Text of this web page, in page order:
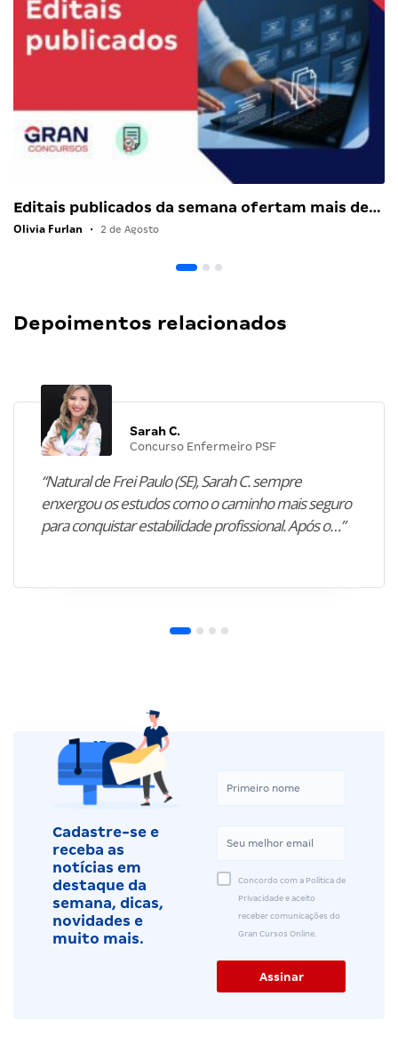
Editais publicados da semana ofertam mais de…
Olivia Furlan • 2 de Agosto
Depoimentos relacionados
Sarah C.
Concurso Enfermeiro PSF
“Natural de Frei Paulo (SE), Sarah C. sempre
enxergou os estudos como o caminho mais seguro
para conquistar estabilidade profissional. Após o…”
Cadastre-se e
receba as
notícias em
destaque da
semana, dicas,
novidades e
muito mais.
Concordo com a Política de
Privacidade e aceito
receber comunicações do
Gran Cursos Online.